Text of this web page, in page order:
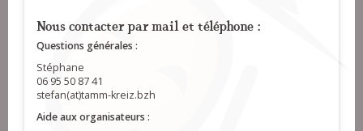
Nous contacter par mail et téléphone :
Questions générales :
Stéphane
06 95 50 87 41
stefan(at)tamm-kreiz.bzh
Aide aux organisateurs :